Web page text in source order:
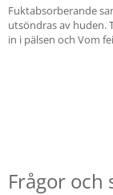
Fuktabsorberande
utsöndras av huden.
in i pälsen och Vom
Frågor och